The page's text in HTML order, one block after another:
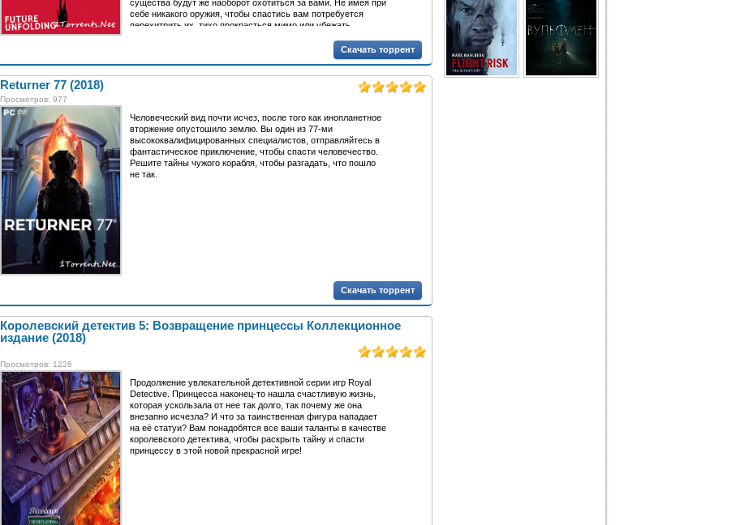
существа будут же наоборот охотиться за вами. Не имея при
себе никакого оружия, чтобы спастись вам потребуется
перехитрить их, тихо прокрасться мимо или убежать.
Скачать торрент
Returner 77 (2018)
Просмотров: 977
Человеческий вид почти исчез, после того как инопланетное
вторжение опустошило землю. Вы один из 77-ми
высококвалифицированных специалистов, отправляйтесь в
фантастическое приключение, чтобы спасти человечество.
Решите тайны чужого корабля, чтобы разгадать, что пошло
не так.
Скачать торрент
Королевский детектив 5: Возвращение принцессы Коллекционное
издание (2018)
Просмотров: 1226
Продолжение увлекательной детективной серии игр Royal
Detective. Принцесса наконец-то нашла счастливую жизнь,
которая ускользала от нее так долго, так почему же она
внезапно исчезла? И что за таинственная фигура нападает
на её статуи? Вам понадобятся все ваши таланты в качестве
королевского детектива, чтобы раскрыть тайну и спасти
принцессу в этой новой прекрасной игре!